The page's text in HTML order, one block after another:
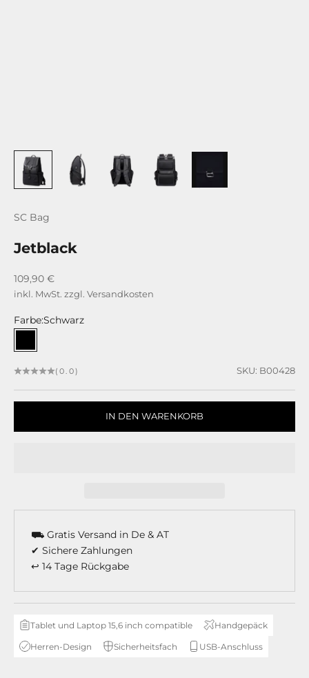
SC Bag
Jetblack
Angebot
109,90 €
inkl. MwSt. zzgl. Versandkosten
Farbe:Schwarz
Schwarz
(0.0) SKU: B00428
IN DEN WARENKORB
⛟ Gratis Versand in De & AT
✔ Sichere Zahlungen
↩ 14 Tage Rückgabe
Tablet und Laptop 15,6 inch compatible Handgepäck
Herren-Design Sicherheitsfach USB-Anschluss